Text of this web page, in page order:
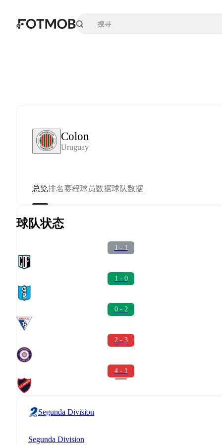
跳转到主要内容
Colon
Uruguay
总览排名赛程球员数据球队数据
球队状态
1 - 1
1 - 0
0 - 2
2 - 3
4 - 1
Segunda Division
Segunda Division